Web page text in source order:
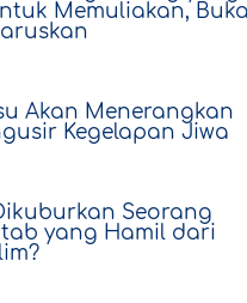
Memuliakan,
Akan Menerangkan
Kegelapan Jiwa
Seorang
yang Hamil dari